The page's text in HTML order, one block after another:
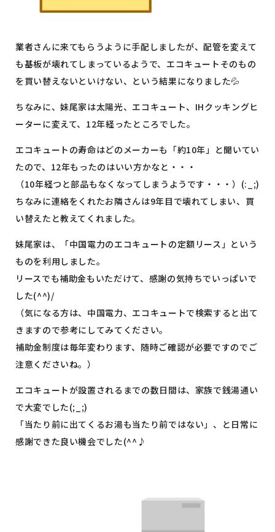
業者さんに来てもらうように手配しましたが、配管を変えて
も基板が壊れてしまっているようで、エコキュートそのもの
を買い替えないといけない、という結果になりました💦
ちなみに、妹尾家は太陽光、エコキュート、IHクッキングヒ
ーターに変えて、12年経ったところでした。
エコキュートの寿命はどのメーカーも「約10年」と聞いてい
たので、12年もったのはいい方かなと・・・
（10年経つと部品もなくなってしまうようです・・・）(:_;)
ちなみに連絡をくれたお隣さんは9年目で壊れてしまい、買
い替えたと教えてくれました。
妹尾家は、「中国電力のエコキュートの定額リース」という
ものを利用しました。
リースでも補助金もいただけて、感謝の気持ちでいっぱいで
した(^^)/
（気になる方は、中国電力、エコキュートで検索すると出て
きますので参考にしてみてください。
補助金制度は毎年変わります、随時ご確認が必要ですのでご
注意くださいね。）
エコキュートが設置されるまでの数日間は、家族で銭湯通い
で大変でした(;_;)
「当たり前に出てくるお湯も当たり前ではない」、と日常に
感謝できた良い機会でした(^^♪